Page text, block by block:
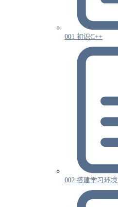
001 初识C++
002 搭建学习环境